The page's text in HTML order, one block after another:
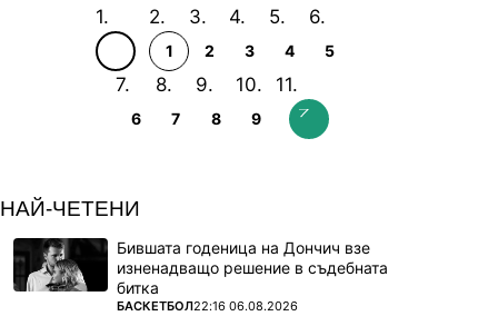
1 2 3 4 5
6 7 8 9
НАЙ-ЧЕТЕНИ
Бившата годеница на Дончич взе
изненадващо решение в съдебната
битка
ПОВЕЧЕ ОТ
БАСКЕТБОЛ22:16 06.08.2026